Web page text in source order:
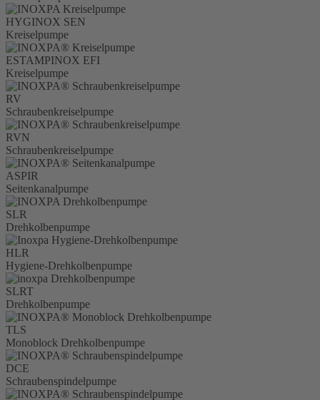
HYGINOX SEN
Kreiselpumpe
ESTAMPINOX EFI
Kreiselpumpe
RV
Schraubenkreiselpumpe
RVN
Schraubenkreiselpumpe
ASPIR
Seitenkanalpumpe
SLR
Drehkolbenpumpe
HLR
Hygiene-Drehkolbenpumpe
SLRT
Drehkolbenpumpe
TLS
Monoblock Drehkolbenpumpe
DCE
Schraubenspindelpumpe